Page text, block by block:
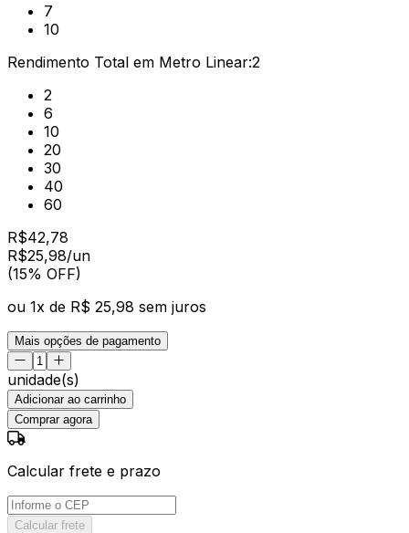
7
10
Rendimento Total em Metro Linear:2
2
6
10
20
30
40
60
R$42,78
R$25,98/un
(15% OFF)
ou 1x de R$ 25,98 sem juros
Mais opções de pagamento
unidade(s)
Adicionar ao carrinho
Comprar agora
Calcular frete e prazo
Calcular frete